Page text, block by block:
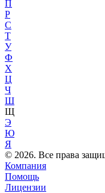
П
Р
С
Т
У
Ф
Х
Ц
Ч
Ш
Щ
Э
Ю
Я
© 2026. Все права
Компания
Помощь
Лицензии